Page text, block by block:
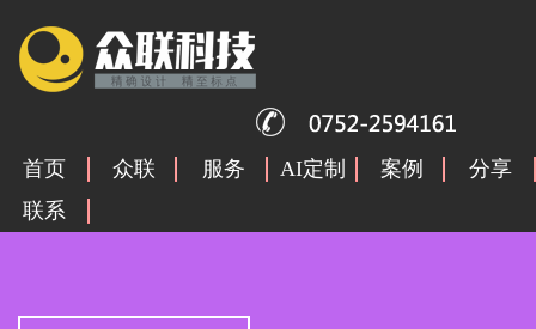
首页 众联 服务 AI定制 案例
分享
联系